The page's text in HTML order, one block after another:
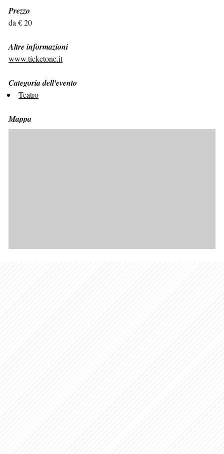
Prezzo
da € 20
Altre informazioni
www.ticketone.it
Categoria dell'evento
Teatro
Mappa